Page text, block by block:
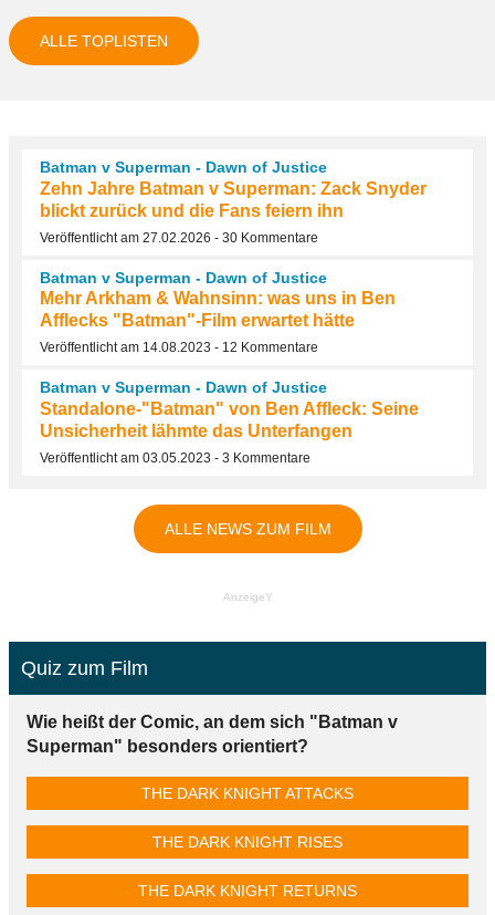
ALLE TOPLISTEN
Batman v Superman - Dawn of Justice
Zehn Jahre Batman v Superman: Zack Snyder
blickt zurück und die Fans feiern ihn
Veröffentlicht am 27.02.2026 - 30 Kommentare
Batman v Superman - Dawn of Justice
Mehr Arkham & Wahnsinn: was uns in Ben
Afflecks "Batman"-Film erwartet hätte
Veröffentlicht am 14.08.2023 - 12 Kommentare
Batman v Superman - Dawn of Justice
Standalone-"Batman" von Ben Affleck: Seine
Unsicherheit lähmte das Unterfangen
Veröffentlicht am 03.05.2023 - 3 Kommentare
ALLE NEWS ZUM FILM
AnzeigeY
Quiz zum Film
Wie heißt der Comic, an dem sich "Batman v
Superman" besonders orientiert?
THE DARK KNIGHT ATTACKS
THE DARK KNIGHT RISES
THE DARK KNIGHT RETURNS